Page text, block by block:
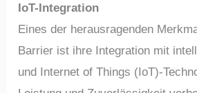
IoT-Integration
Eines der herausragenden
Barrier ist ihre Integration mit
und Internet of Things (IoT)-